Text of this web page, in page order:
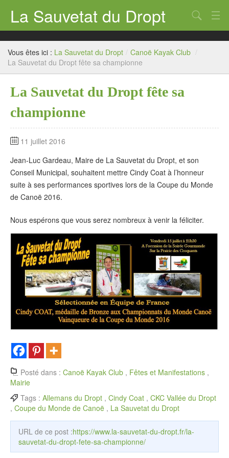
La Sauvetat du Dropt
Accueil
Mairie
Archives
Contact
Chercher
Vous êtes ici : La Sauvetat du Dropt / Canoë Kayak Club /
La Sauvetat du Dropt fête sa championne
La Sauvetat du Dropt fête sa
championne
11 juillet 2016
Jean-Luc Gardeau, Maire de La Sauvetat du Dropt, et son
Conseil Municipal, souhaitent mettre Cindy Coat à l’honneur
suite à ses performances sportives lors de la Coupe du Monde
de Canoë 2016.
Nous espérons que vous serez nombreux à venir la féliciter.
Posté dans : Canoë Kayak Club , Fêtes et Manifestations ,
Mairie
Tags : Allemans du Dropt , Cindy Coat , CKC Vallée du Dropt
, Coupe du Monde de Canoë , La Sauvetat du Dropt
URL de ce post :https://www.la-sauvetat-du-dropt.fr/la-
sauvetat-du-dropt-fete-sa-championne/